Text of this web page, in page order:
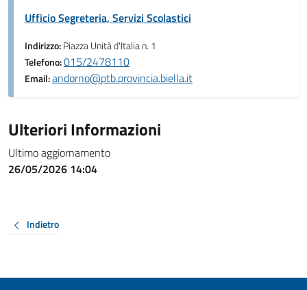
Ufficio Segreteria, Servizi Scolastici
Indirizzo:Piazza Unità d'Italia n. 1
Telefono:015/2478110
Email:andorno@ptb.provincia.biella.it
Ulteriori Informazioni
Ultimo aggiornamento
26/05/2026 14:04
Indietro